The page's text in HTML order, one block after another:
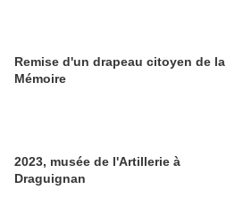
Remise d'un drapeau citoyen de la
Mémoire
2023, musée de l'Artillerie à
Draguignan